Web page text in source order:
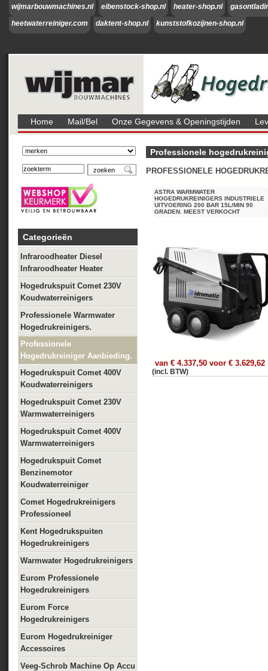
wijmarbouwmachines.nl eibenstock-shop.nl heater-shop.nl
heetwaterreiniger.com
daktent-shop.nl kunststofkozijnen-shop.nl
Home Mail/bel Onze Gegevens & Openingstijden
Categorieën
Infraroodheater Diesel
Infraroodheater Heater
Hogedrukspuit Comet 230V
Koudwaterreinigers
Professionele Warmwater
Hogedrukreinigers.
Professionele
Hogedrukreiniger Aanbieding.
Hogedrukspuit Comet 400V
Koudwaterreinigers
Hogedrukspuit Comet 230V
Warmwaterreinigers
Hogedrukspuit Comet 400V
Warmwaterreinigers
Hogedrukspuit Comet
Benzinemotor
Koudwaterreiniger
Comet Hogedrukreinigers
Professioneel
Kent Hogedrukspuiten
Hogedrukreinigers
Warmwater Hogedrukreinigers
Eurom Professionele
Hogedrukreinigers
Eurom Force
Hogedrukreinigers
Eurom Hogedrukreiniger
Accessoires
Veeg-Schrob Machine Op Accu
Professionele
PROFESSIONELE
ASTRA WARMWATER
HOGEDRUKREINIGERS INDUSTRIELE
UITVOERING 200 BAR 15L/MIN 90
GRADEN. MEEST VERKOCHT
van € 4.337,50 voor € 3.629,62
(incl. BTW)